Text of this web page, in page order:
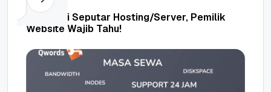
Informasi Seputar Hosting/Server, Pemilik
Website Wajib Tahu!